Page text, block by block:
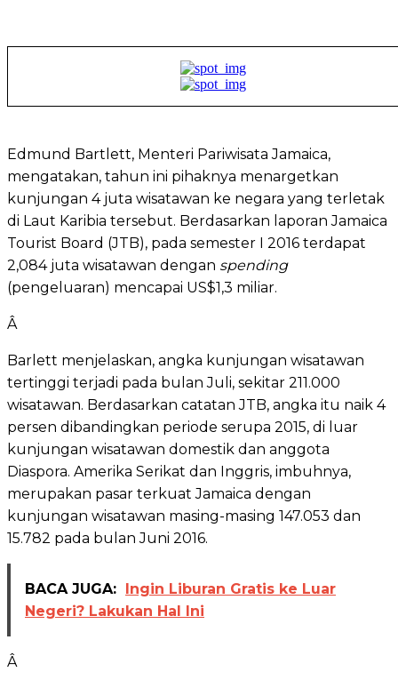
Edmund Bartlett, Menteri Pariwisata Jamaica,
mengatakan, tahun ini pihaknya menargetkan
kunjungan 4 juta wisatawan ke negara yang terletak
di Laut Karibia tersebut. Berdasarkan laporan Jamaica
Tourist Board (JTB), pada semester I 2016 terdapat
2,084 juta wisatawan dengan spending
(pengeluaran) mencapai US$1,3 miliar.
Â
Barlett menjelaskan, angka kunjungan wisatawan
tertinggi terjadi pada bulan Juli, sekitar 211.000
wisatawan. Berdasarkan catatan JTB, angka itu naik 4
persen dibandingkan periode serupa 2015, di luar
kunjungan wisatawan domestik dan anggota
Diaspora. Amerika Serikat dan Inggris, imbuhnya,
merupakan pasar terkuat Jamaica dengan
kunjungan wisatawan masing-masing 147.053 dan
15.782 pada bulan Juni 2016.
BACA JUGA: Ingin Liburan Gratis ke Luar
Negeri? Lakukan Hal Ini
Â